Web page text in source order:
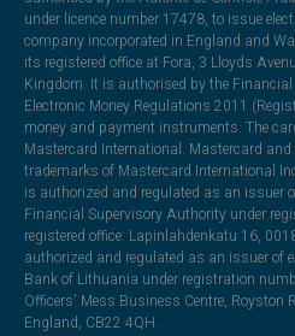
under licence number 17478, to issue
company incorporated in England and
its registered office at Fora, 3 Lloyds
Kingdom. It is authorised by the
Electronic Money Regulations 2011
money and payment instruments. The
Mastercard International. Mastercard and
trademarks of Mastercard International
is authorized and regulated as an issuer
Financial Supervisory Authority under
registered office: Lapinlahdenkatu 16,
authorized and regulated as an issuer of
Bank of Lithuania under registration
Officers' Mess Business Centre, Royston
England, CB22 4QH.